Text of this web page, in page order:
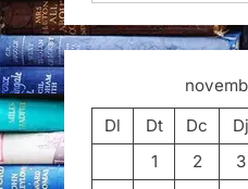
Dl
Dt Dc Dj
1
2 3